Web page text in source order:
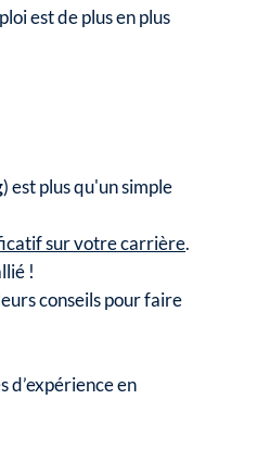
est de plus en plus
) est plus qu'un simple
sur votre carrière.
!
conseils pour faire
d’expérience en